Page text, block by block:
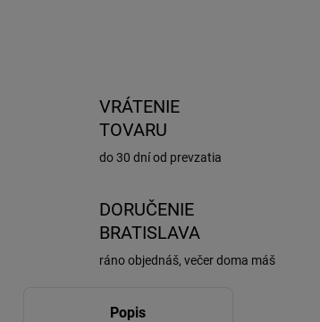
VRÁTENIE
TOVARU
do 30 dní od prevzatia
DORUČENIE
BRATISLAVA
ráno objednáš, večer doma máš
Popis